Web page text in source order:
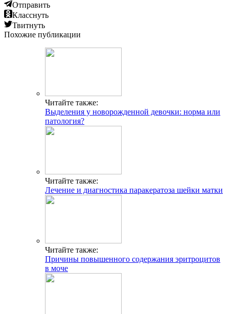
Отправить
Класснуть
Твитнуть
Похожие публикации
Читайте также:
Выделения у новорожденной девочки: норма или
патология?
Читайте также:
Лечение и диагностика паракератоза шейки матки
Читайте также:
Причины повышенного содержания эритроцитов
в моче